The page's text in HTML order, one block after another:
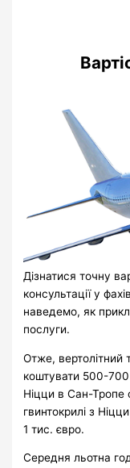
Дізнатися точну
консультації у
наведемо, як
послуги.
Отже, вертолітний
коштувати 500-
Ніцци в Сан-Тропе
гвинтокрилі з
1 тис. євро.
Середня льотна